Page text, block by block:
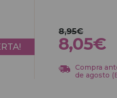
8,95€
8,05€
Compra
de agosto